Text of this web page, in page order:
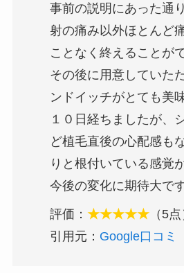
事前の説明にあった通
射の痛み以外ほとんど
ことなく終えることが
その後に用意していた
ンドイッチがとても美
１０日経ちましたが、
ど植毛直後の心配感も
りと根付いている感覚
今後の変化に期待大です
評価： ★★★★★（5点
引用元： Google口コミ